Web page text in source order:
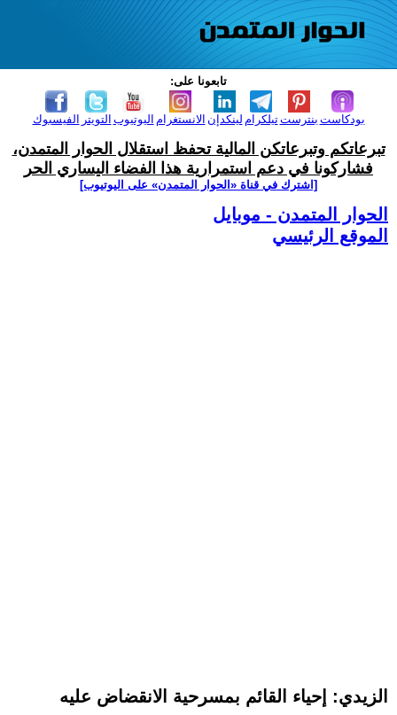
تابعونا على:
الفيسبوك التويتر اليوتيوب الانستغرام لينكدإن تيلكرامبنترست بودكاست
تبرعاتكم وتبرعاتكن المالية تحفظ استقلال الحوار المتمدن،
فشاركونا في دعم استمرارية هذا الفضاء اليساري الحر
[اشترك في قناة ‫«الحوار المتمدن» على اليوتيوب]
الحوار المتمدن - موبايل
الموقع الرئيسي
الزيدي: إحياء القائم بمسرحية الانقضاض عليه